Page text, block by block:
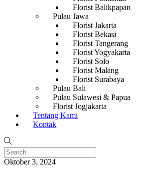
Florist Balikpapan
Pulau Jawa
Florist Jakarta
Florist Bekasi
Florist Tangerang
Florist Yogyakarta
Florist Solo
Florist Malang
Florist Surabaya
Pulau Bali
Pulau Sulawesi & Papua
Florist Jogjakarta
Tentang Kami
Kontak
Oktober 3, 2024